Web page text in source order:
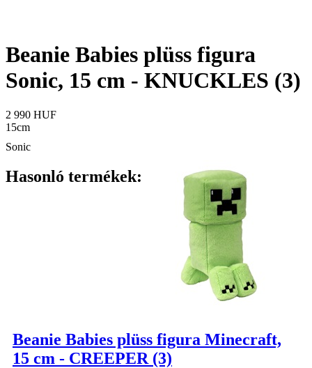
Beanie Babies plüss figura
Sonic, 15 cm - KNUCKLES (3)
2 990 HUF
15cm
Sonic
Hasonló termékek:
Beanie Babies plüss figura Minecraft,
15 cm - CREEPER (3)